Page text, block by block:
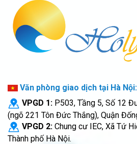
Văn phòng giao dịch tại Hà Nội:
VPGD 1: P503, Tầng 5, Số 12
(ngõ 221 Tôn Đức Thắng), Quận
VPGD 2: Chung cư IEC, Xã Tứ
Thành phố Hà Nội.